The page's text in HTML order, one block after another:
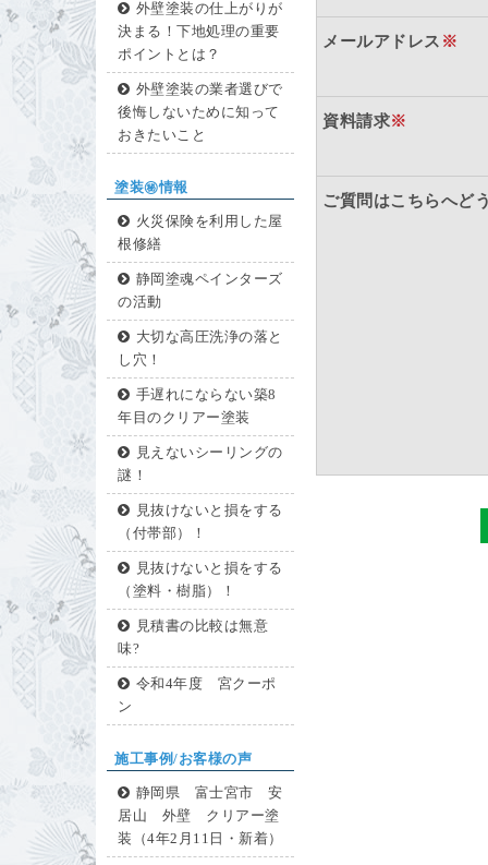
外壁塗装の仕上がりが
決まる！下地処理の重要
ポイントとは？
外壁塗装の業者選びで
後悔しないために知って
おきたいこと
塗装㊙情報
火災保険を利用した屋
根修繕
静岡塗魂ペインターズ
の活動
大切な高圧洗浄の落と
し穴！
手遅れにならない築8
年目のクリアー塗装
見えないシーリングの
謎！
見抜けないと損をする
（付帯部）！
見抜けないと損をする
（塗料・樹脂）！
見積書の比較は無意
味?
令和4年度 宮クーポ
ン
施工事例/お客様の声
静岡県 富士宮市 安
居山 外壁 クリアー塗
装（4年2月11日・新着）
メールアドレス ※
資料請求※
ご質問はこちらへど